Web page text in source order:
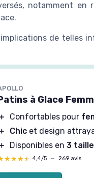
notamment en
de telles
à Glace
＋ Confortables pour
＋
Chic et design
＋
Disponibles en3
4,4/5 — 269 avis